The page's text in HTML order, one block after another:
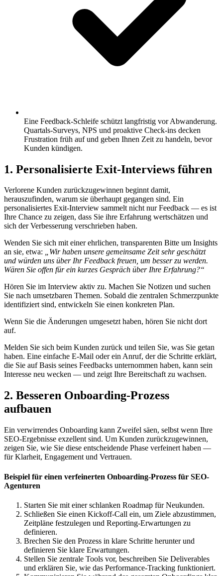
Eine Feedback-Schleife schützt langfristig vor Abwanderung.
Quartals-Surveys, NPS und proaktive Check-ins decken
Frustration früh auf und geben Ihnen Zeit zu handeln, bevor
Kunden kündigen.
1. Personalisierte Exit-Interviews führen
Verlorene Kunden zurückzugewinnen beginnt damit,
herauszufinden, warum sie überhaupt gegangen sind. Ein
personalisiertes Exit-Interview sammelt nicht nur Feedback — es ist
Ihre Chance zu zeigen, dass Sie ihre Erfahrung wertschätzen und
sich der Verbesserung verschrieben haben.
Wenden Sie sich mit einer ehrlichen, transparenten Bitte um Insights
an sie, etwa: „Wir haben unsere gemeinsame Zeit sehr geschätzt
und würden uns über Ihr Feedback freuen, um besser zu werden.
Wären Sie offen für ein kurzes Gespräch über Ihre Erfahrung?“
Hören Sie im Interview aktiv zu. Machen Sie Notizen und suchen
Sie nach umsetzbaren Themen. Sobald die zentralen Schmerzpunkte
identifiziert sind, entwickeln Sie einen konkreten Plan.
Wenn Sie die Änderungen umgesetzt haben, hören Sie nicht dort
auf.
Melden Sie sich beim Kunden zurück und teilen Sie, was Sie getan
haben. Eine einfache E-Mail oder ein Anruf, der die Schritte erklärt,
die Sie auf Basis seines Feedbacks unternommen haben, kann sein
Interesse neu wecken — und zeigt Ihre Bereitschaft zu wachsen.
2. Besseren Onboarding-Prozess
aufbauen
Ein verwirrendes Onboarding kann Zweifel säen, selbst wenn Ihre
SEO-Ergebnisse exzellent sind. Um Kunden zurückzugewinnen,
zeigen Sie, wie Sie diese entscheidende Phase verfeinert haben —
für Klarheit, Engagement und Vertrauen.
Beispiel für einen verfeinerten Onboarding-Prozess für SEO-
Agenturen
Starten Sie mit einer schlanken Roadmap für Neukunden.
Schließen Sie einen Kickoff-Call ein, um Ziele abzustimmen,
Zeitpläne festzulegen und Reporting-Erwartungen zu
definieren.
Brechen Sie den Prozess in klare Schritte herunter und
definieren Sie klare Erwartungen.
Stellen Sie zentrale Tools vor, beschreiben Sie Deliverables
und erklären Sie, wie das Performance-Tracking funktioniert.